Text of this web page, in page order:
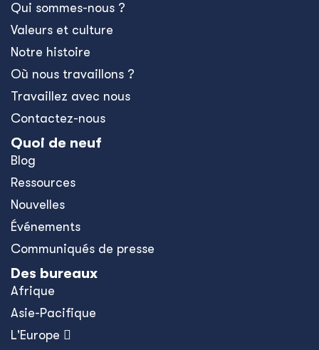
Qui sommes-nous ?
Valeurs et culture
Notre histoire
Où nous travaillons ?
Travaillez avec nous
Contactez-nous
Quoi de neuf
Blog
Ressources
Nouvelles
Événements
Communiqués de presse
Des bureaux
Afrique
Asie-Pacifique
L'Europe 